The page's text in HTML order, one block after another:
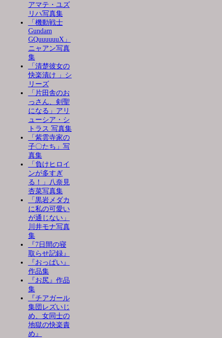
アマテ・ユズ
リハ写真集
「機動戦士
Gundam
GQuuuuuuX」
ニャアン写真
集
「清楚彼女の
快楽漬け 」シ
リーズ
「片田舎のお
っさん、剣聖
になる」アリ
ューシア・シ
トラス 写真集
「紫雲寺家の
子〇たち」写
真集
「負けヒロイ
ンが多すぎ
る！」八奈見
杏菜写真集
「黒岩メダカ
に私の可愛い
が通じない」
川井モナ写真
集
『7日間の寝
取らせ記録』
『おっぱい』
作品集
『お尻』作品
集
『チアガール
集団レズいじ
め、女同士の
地獄の快楽責
め』